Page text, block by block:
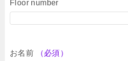
Floor number
お名前
（必須）